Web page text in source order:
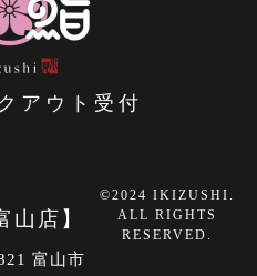
アウト受付
山店】
富山市
©2024 IKIZUSHI.
ALL RIGHTS
RESERVED.